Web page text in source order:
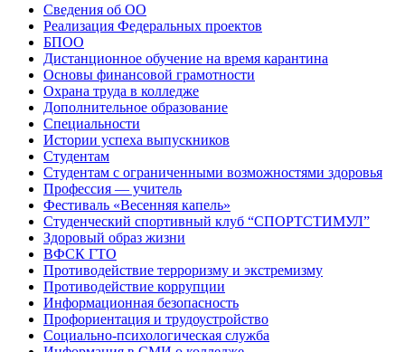
Сведения об ОО
Реализация Федеральных проектов
БПОО
Дистанционное обучение на время карантина
Основы финансовой грамотности
Охрана труда в колледже
Дополнительное образование
Специальности
Истории успеха выпускников
Студентам
Студентам с ограниченными возможностями здоровья
Профессия — учитель
Фестиваль «Весенняя капель»
Студенческий спортивный клуб “СПОРТСТИМУЛ”
Здоровый образ жизни
ВФСК ГТО
Противодействие терроризму и экстремизму
Противодействие коррупции
Информационная безопасность
Профориентация и трудоустройство
Социально-психологическая служба